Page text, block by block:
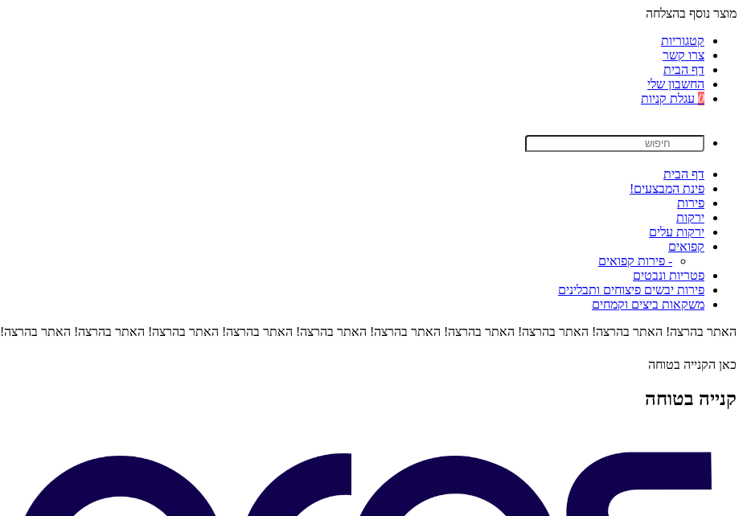
מוצר נוסף בהצלחה
קטגוריות
צרו קשר
דף הבית
החשבון שלי
0 עגלת קניות
דף הבית
פינת המבצעים!
פירות
ירקות
ירקות עלים
קפואים
- פירות קפואים
פטריות ונבטים
פירות יבשים פיצוחים ותבלינים
משקאות ביצים וקמחים
האתר בהרצה! האתר בהרצה! האתר בהרצה! האתר בהרצה! האתר בהרצה! האתר בהרצה! האתר בהרצה! האתר בהרצה! האתר בהרצה! האתר בהרצה!
כאן הקנייה בטוחה
קנייה בטוחה